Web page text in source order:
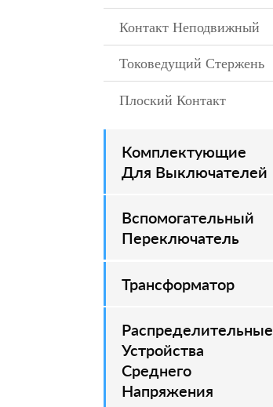
Контакт Неподвижный
–
Токоведущий Стержень
–
Плоский Контакт
–
Комплектующие
Для Выключателей
–
Вспомогательный
Переключатель
–
Трансформатор
Распределительные
Устройства
Среднего
Напряжения
–